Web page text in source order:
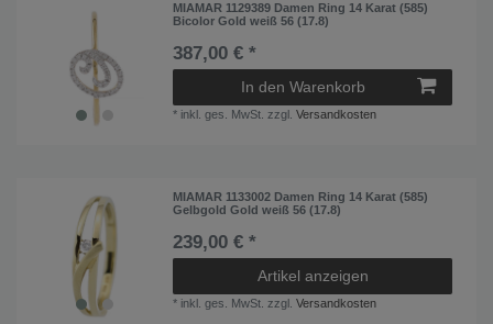
MIAMAR 1129389 Damen Ring 14 Karat (585)
Bicolor Gold weiß 56 (17.8)
387,00 € *
In den Warenkorb
* inkl. ges. MwSt. zzgl.Versandkosten
MIAMAR 1133002 Damen Ring 14 Karat (585)
Gelbgold Gold weiß 56 (17.8)
239,00 € *
Artikel anzeigen
* inkl. ges. MwSt. zzgl.Versandkosten